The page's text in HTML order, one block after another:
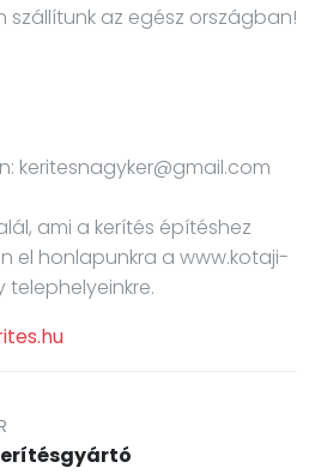
szállítunk az egész országban!
keritesnagyker@gmail.com
ami a kerítés építéshez
el honlapunkra a www.kotaji-